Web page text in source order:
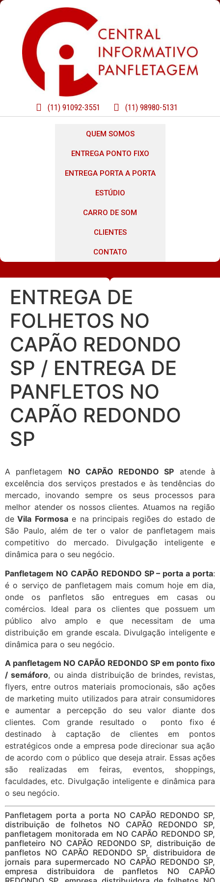
(11) 91092-3551 (11) 98980-5131
QUEM SOMOS
ENTREGA PONTO FIXO
ENTREGA PORTA A PORTA
ESTÚDIO
CARRO DE SOM
CLIENTES
CONTATO
ENTREGA DE
FOLHETOS NO
CAPÃO REDONDO
SP / ENTREGA DE
PANFLETOS NO
CAPÃO REDONDO
SP
A panfletagem NO CAPÃO REDONDO SP atende à
excelência dos serviços prestados e às tendências do
mercado, inovando sempre os seus processos para
melhor atender os nossos clientes. Atuamos na região
de Vila Formosae na principais regiões do estado de
São Paulo, além de ter o valor de panfletagem mais
competitivo do mercado. Divulgação inteligente e
dinâmica para o seu negócio.
Panfletagem NO CAPÃO REDONDO SP – porta a porta:
é o serviço de panfletagem mais comum hoje em dia,
onde os panfletos são entregues em casas ou
comércios. Ideal para os clientes que possuem um
público alvo amplo e que necessitam de uma
distribuição em grande escala. Divulgação inteligente e
dinâmica para o seu negócio.
A panfletagem NO CAPÃO REDONDO SP em ponto fixo
/ semáforo, ou ainda distribuição de brindes, revistas,
flyers, entre outros materiais promocionais, são ações
de marketing muito utilizados para atrair consumidores
e aumentar a percepção do seu valor diante dos
clientes. Com grande resultado o ponto fixo é
destinado à captação de clientes em pontos
estratégicos onde a empresa pode direcionar sua ação
de acordo com o público que deseja atrair. Essas ações
são realizadas em feiras, eventos, shoppings,
faculdades, etc. Divulgação inteligente e dinâmica para
o seu negócio.
Panfletagem porta a porta NO CAPÃO REDONDO SP,
distribuição de folhetos NO CAPÃO REDONDO SP,
panfletagem monitorada em NO CAPÃO REDONDO SP,
panfleteiro NO CAPÃO REDONDO SP, distribuição de
panfletos NO CAPÃO REDONDO SP, distribuidora de
jornais para supermercado NO CAPÃO REDONDO SP,
empresa distribuidora de panfletos NO CAPÃO